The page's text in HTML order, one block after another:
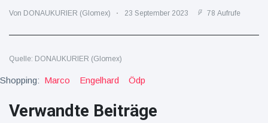
Mode & Schönheit
(2776)
Gesundheit & Fitness
Von DONAUKURIER (Glomex) 23 September 2023 78 Aufrufe
Quelle: DONAUKURIER (Glomex)
Shopping: Marco Engelhard Ödp
Verwandte Beiträge